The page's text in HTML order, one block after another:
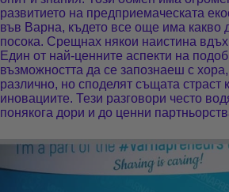
развитието на предприемаческата
във Варна, където все още има какво
посока. Срещнах някои наистина
Един от най-ценните аспекти на
възможността да се запознаеш с
различно, но споделят същата страст
иновациите. Тези разговори често
понякога дори и до ценни